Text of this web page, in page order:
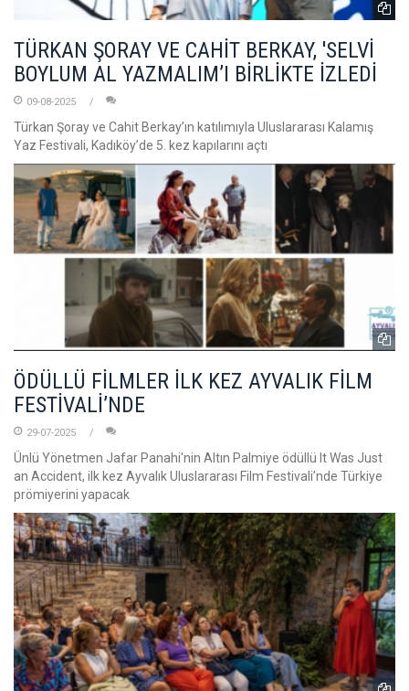
TÜRKAN ŞORAY VE CAHİT BERKAY, 'SELVİ
BOYLUM AL YAZMALIM’I BİRLİKTE İZLEDİ
09-08-2025
Türkan Şoray ve Cahit Berkay’ın katılımıyla Uluslararası Kalamış
Yaz Festivali, Kadıköy’de 5. kez kapılarını açtı
ÖDÜLLÜ FİLMLER İLK KEZ AYVALIK FİLM
FESTİVALİ’NDE
29-07-2025
Ünlü Yönetmen Jafar Panahi'nin Altın Palmiye ödüllü It Was Just
an Accident, ilk kez Ayvalık Uluslararası Film Festivali’nde Türkiye
prömiyerini yapacak